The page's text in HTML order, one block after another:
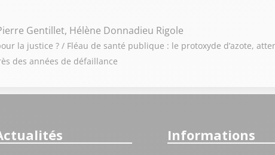
Gentillet, Hélène Donnadieu Rigole
la justice ? / Fléau de santé publique : le protoxyde d’azote,
des années de défaillance
Informations